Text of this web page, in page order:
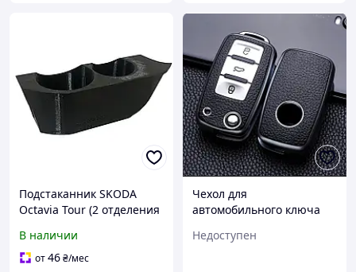
Подстаканник SKODA
Octavia Tour (2 отделения
бутылку - 68мм) ПЛАСТИК
(Завод) ВС
В наличии
от46₴/мес
Чехол для
автомобильного ключа
Недоступен